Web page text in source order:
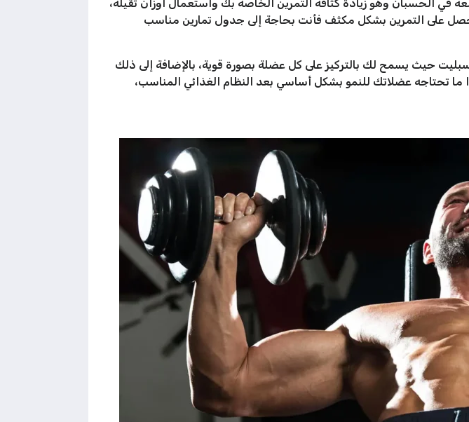
الحسبان وهو زيادة كثافة التمرين الخاصة بك واستعمال أوزان ثقيلة،
على التمرين بشكل مكثف فأنت بحاجة إلى جدول تمارين مناسب
حيث يسمح لك بالتركيز على كل عضلة بصورة قوية، بالإضافة إلى ذلك
ما تحتاجه عضلاتك للنمو بشكل أساسي بعد النظام الغذائي المناسب،